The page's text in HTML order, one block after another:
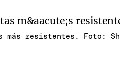
más resistentes. Foto: